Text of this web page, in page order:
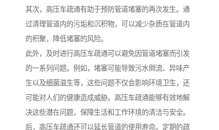
其次，高压车疏通有助于预防管道堵塞的再次发生。通
过清理管道内的污垢和沉积物，可以减少杂质在管道内
的积聚，降低堵塞的风险。
此外，及时进行高压车疏通可以避免因管道堵塞而引发
的一系列问题。例如，堵塞可能导致污水倒流、异味产
生以及细菌滋生等，这些问题不仅会影响环境卫生，还
可能对人们的健康造成威胁。高压车疏通能够有效地解
决这些潜在问题，保障生活和工作环境的清洁与安全。
后，高压车疏通还可以延长管道的使用寿命。定期的疏